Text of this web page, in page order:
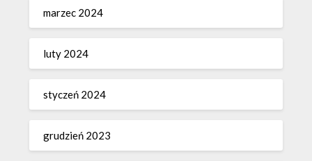
marzec 2024
luty 2024
styczeń 2024
grudzień 2023